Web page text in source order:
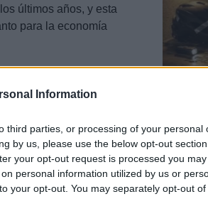
Information
third parties, or processing of your personal
by us, please use the below opt-out
your opt-out request is processed you may
personal information utilized by us or
your opt-out. You may separately opt-out of
últimos años, y esta
para la economía
2026: